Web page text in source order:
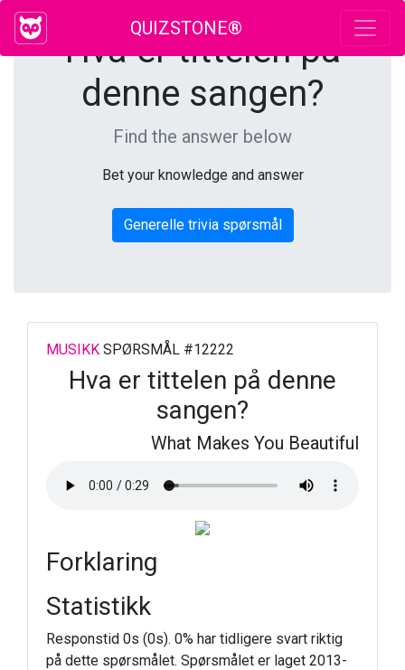
QUIZSTONE®
Hva er tittelen på
denne sangen?
Find the answer below
Bet your knowledge and answer
Generelle trivia spørsmål
MUSIKK SPØRSMÅL #12222
Hva er tittelen på denne
sangen?
What Makes You Beautiful
Forklaring
Statistikk
Responstid 0s (0s). 0% har tidligere svart riktig
på dette spørsmålet. Spørsmålet er laget 2013-